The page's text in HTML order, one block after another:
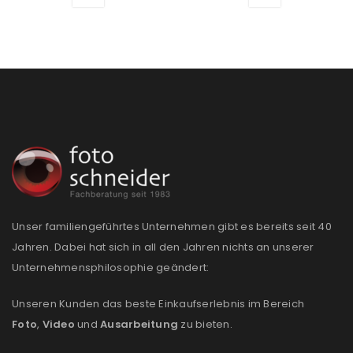
ANMELDEN
PASSWORT VERGESSEN?
E-Mail-Adresse*
Unser familiengeführtes Unternehmen gibt es bereits seit 40
Jahren. Dabei hat sich in all den Jahren nichts an unserer
Unternehmensphilosophie geändert:
Unseren Kunden das beste Einkaufserlebnis im Bereich
Foto, Video und Ausarbeitung zu bieten.